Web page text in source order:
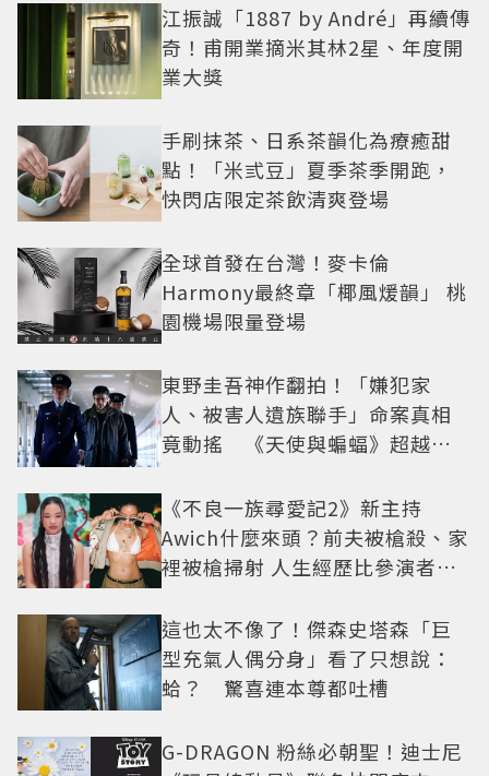
江振誠「1887 by André」再續傳
奇！甫開業摘米其林2星、年度開
業大獎
手刷抹茶、日系茶韻化為療癒甜
點！「米弎豆」夏季茶季開跑，
快閃店限定茶飲清爽登場
全球首發在台灣！麥卡倫
Harmony最終章「椰風煖韻」 桃
園機場限量登場
東野圭吾神作翻拍！「嫌犯家
人、被害人遺族聯手」命案真相
竟動搖 《天使與蝙蝠》超越懸
《不良一族尋愛記2》新主持
Awich什麼來頭？前夫被槍殺、家
裡被槍掃射 人生經歷比參演者還
這也太不像了！傑森史塔森「巨
型充氣人偶分身」看了只想說：
蛤？ 驚喜連本尊都吐槽
G-DRAGON 粉絲必朝聖！迪士尼